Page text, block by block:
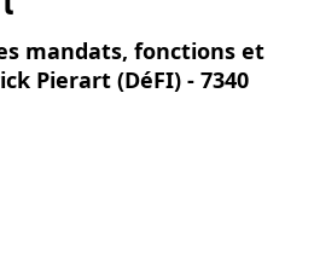
mandats, fonctions et
Pierart (DéFI) - 7340